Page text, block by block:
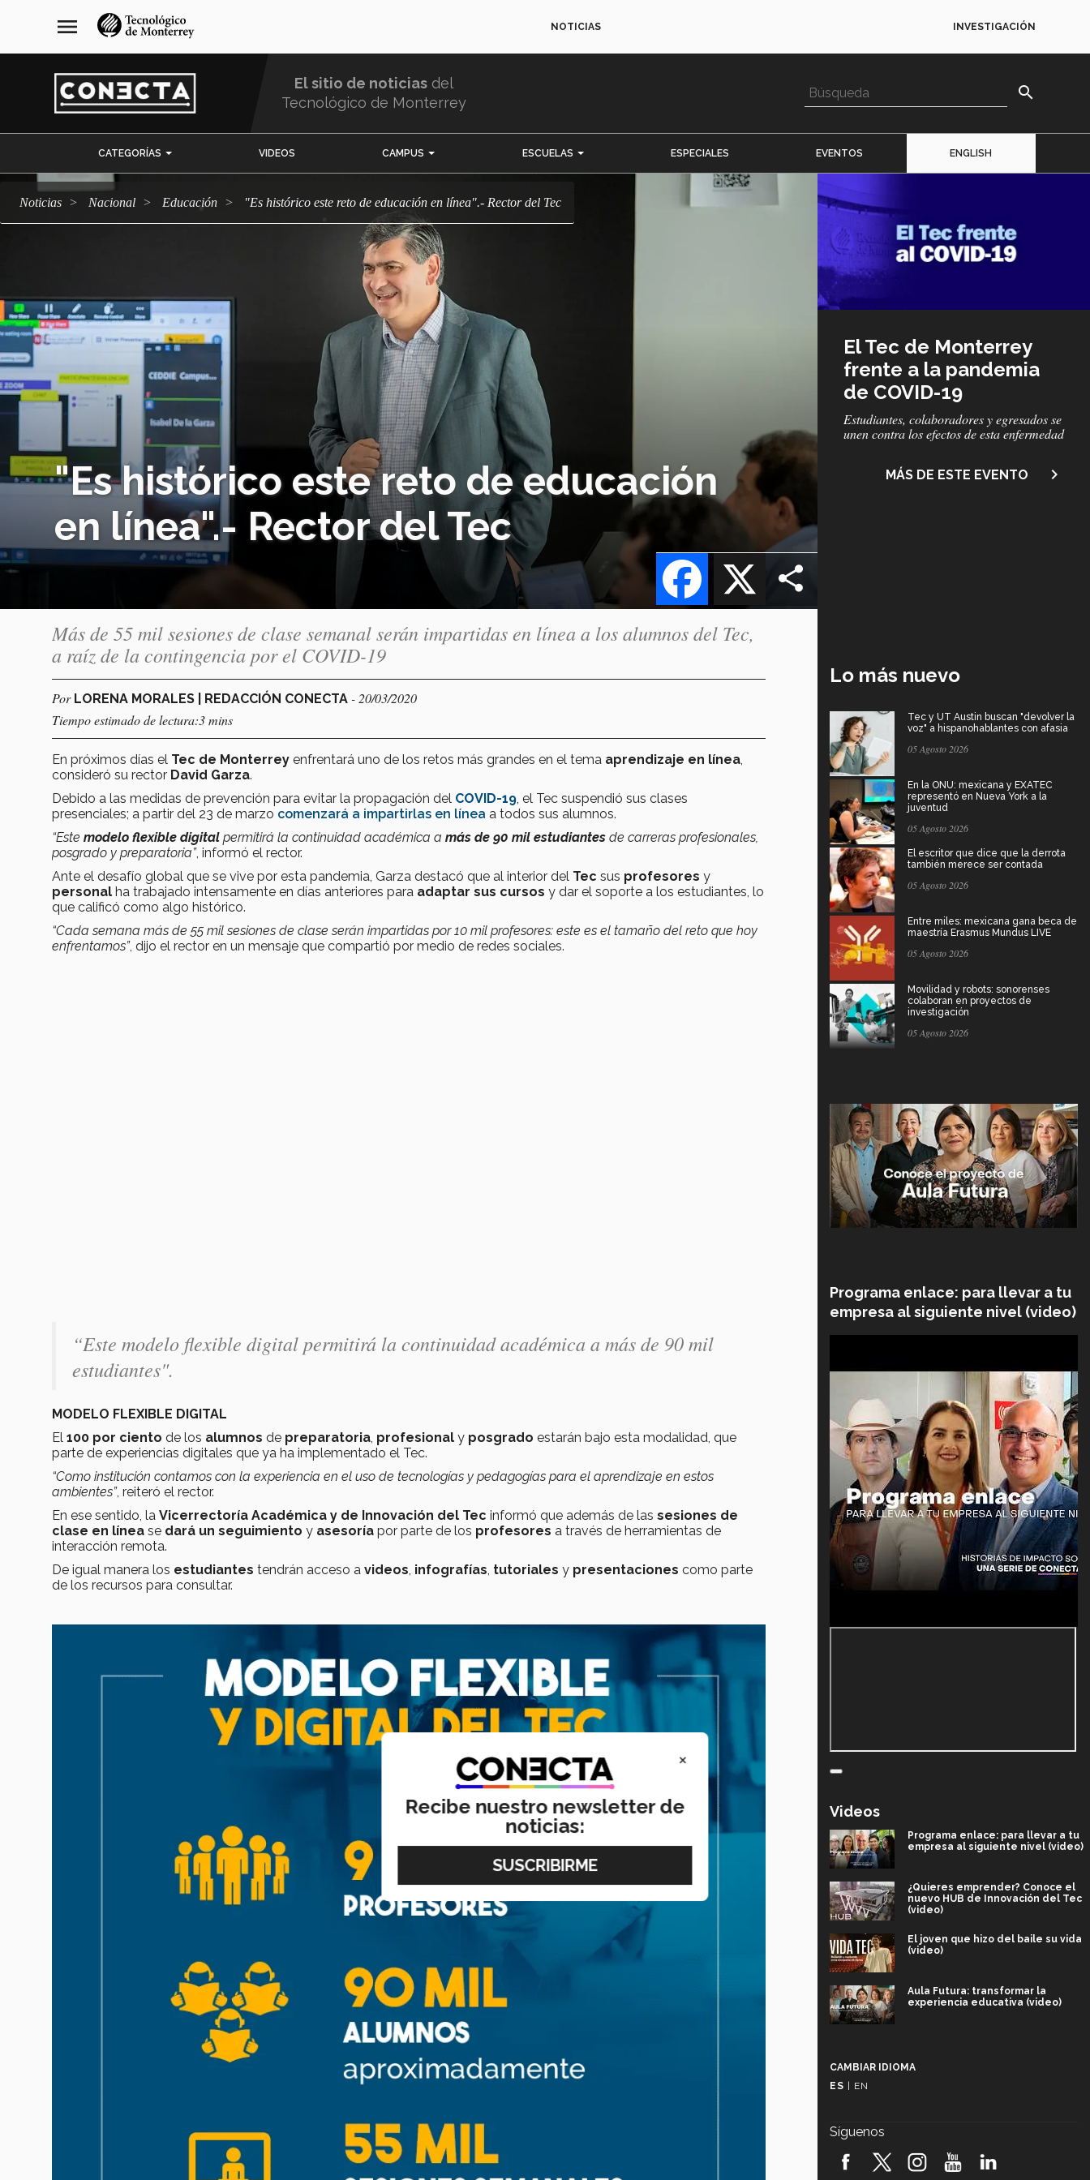
navegación
principal
menu NOTICIAS INVESTIGACIÓN
El sitio de noticias del
Tecnológico de Monterrey
search
CATEGORÍAS VIDEOS CAMPUS ESCUELAS ESPECIALES EVENTOS ENGLISH
Noticias Nacional Educación "Es histórico este reto de educación en línea".- Rector del Tec
"Es histórico este reto de educación
en línea".- Rector del Tec
X
Facebook
o
El Tec de Monterrey
frente a la pandemia
de COVID-19
Subtítulo
Estudiantes, colaboradores y egresados se
unen contra los efectos de esta enfermedad
MÁS DE ESTE EVENTO navigate_next
Más de 55 mil sesiones de clase semanal serán impartidas en línea a los alumnos del Tec,
a raíz de la contingencia por el COVID-19
Por LORENA MORALES | REDACCIÓN CONECTA - 20/03/2020
Tiempo estimado de lectura:3 mins
En próximos días el Tec de Monterrey enfrentará uno de los retos más grandes en el tema aprendizaje en línea,
consideró su rector David Garza.
Debido a las medidas de prevención para evitar la propagación del COVID-19, el Tec suspendió sus clases
presenciales; a partir del 23 de marzo comenzará a impartirlas en línea a todos sus alumnos.
“Este modelo flexible digital permitirá la continuidad académica a más de 90 mil estudiantes de carreras profesionales,
posgrado y preparatoria”, informó el rector.
Ante el desafío global que se vive por esta pandemia, Garza destacó que al interior del Tec sus profesores y
personal ha trabajado intensamente en días anteriores para adaptar sus cursos y dar el soporte a los estudiantes, lo
que calificó como algo histórico.
“Cada semana más de 55 mil sesiones de clase serán impartidas por 10 mil profesores: este es el tamaño del reto que hoy
enfrentamos”, dijo el rector en un mensaje que compartió por medio de redes sociales.
“Este modelo flexible digital permitirá la continuidad académica a más de 90 mil
estudiantes".
MODELO FLEXIBLE DIGITAL
El 100 por ciento de los alumnos de preparatoria, profesional y posgrado estarán bajo esta modalidad, que
parte de experiencias digitales que ya ha implementado el Tec.
“Como institución contamos con la experiencia en el uso de tecnologías y pedagogías para el aprendizaje en estos
ambientes”, reiteró el rector.
En ese sentido, la Vicerrectoría Académica y de Innovación del Tec informó que además de las sesiones de
clase en línea se dará un seguimiento y asesoría por parte de los profesores a través de herramientas de
interacción remota.
De igual manera los estudiantes tendrán acceso a videos, infografías, tutoriales y presentaciones como parte
de los recursos para consultar.
Lo más nuevo
Tec y UT Austin buscan "devolver la
voz" a hispanohablantes con afasia
05 Agosto 2026
En la ONU: mexicana y EXATEC
representó en Nueva York a la
juventud
05 Agosto 2026
El escritor que dice que la derrota
también merece ser contada
05 Agosto 2026
Entre miles: mexicana gana beca de
maestría Erasmus Mundus LIVE
05 Agosto 2026
Movilidad y robots: sonorenses
colaboran en proyectos de
investigación
05 Agosto 2026
Programa enlace: para llevar a tu
empresa al siguiente nivel (video)
Videos
Programa enlace: para llevar a tu
empresa al siguiente nivel (video)
¿Quieres emprender? Conoce el
nuevo HUB de Innovación del Tec
(video)
El joven que hizo del baile su vida
(video)
Aula Futura: transformar la
experiencia educativa (video)
robótica FIRST 2026! (video)
CAMBIAR IDIOMA
ES | EN
Síguenos
×
Recibe nuestro newsletter de
noticias: